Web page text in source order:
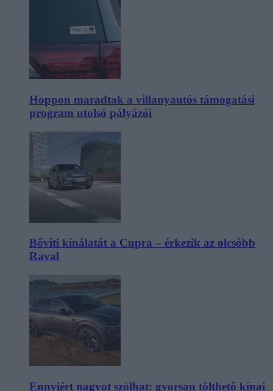
Hoppon maradtak a villanyautós támogatási
program utolsó pályázói
Bővíti kínálatát a Cupra – érkezik az olcsóbb
Raval
Ennyiért nagyot szólhat: gyorsan tölthető kínai